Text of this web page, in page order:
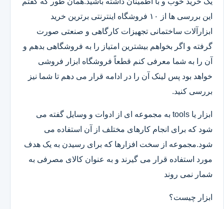
این بررسی ها از ۱۰ فروشگاه اینترنتی برترین خرید
ابزارآلات ساختمانی تجهیزات کارگاهی و صنعتی صورت
گرفته و اگر بخواهم بیشترین امتیاز را به فروشگاهی بدهم و
آن را به شما معرفی کنم قطعاً فروشگاه ابزار فروشی
خواهد بود پس لینک آن را در ادامه قرار می دهم تا شما نیز
بررسی کنید.
ابزار یا tools به مجموعه ای از ادوات و وسایل گفته می
شود که برای انجام کارهای مختلف از آن استفاده می
شود.مجموعه از سخت افزارها که برای رسیدن به یک هدف
مورد استفاده قرار می گیرند و به عنوان کالای مصرفی به
شمار نمی روند
ابزار چیست؟